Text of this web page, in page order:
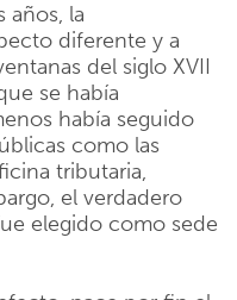
años, la
diferente y a
del siglo XVII
se había
había seguido
como las
tributaria,
el verdadero
elegido como sede